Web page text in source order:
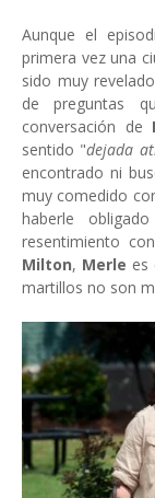
Aunque el
primera vez una
sido muy
de preguntas
conversación de
sentido "dejada
encontrado ni
muy comedido
haberle
resentimiento
Milton, Merle es
martillos no son